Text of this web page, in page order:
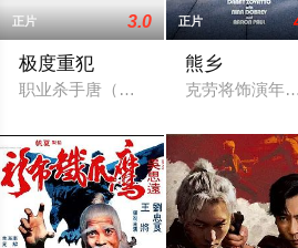
正片 3.0
极度重犯
职业杀手唐（古天乐 饰）因杀人罪
正片
熊乡
克劳将饰演年